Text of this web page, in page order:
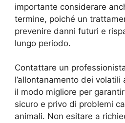
importante considerare
termine, poiché un
prevenire danni futuri e
lungo periodo.
Contattare un
l’allontanamento dei volatili
il modo migliore per
sicuro e privo di problemi
animali. Non esitare a